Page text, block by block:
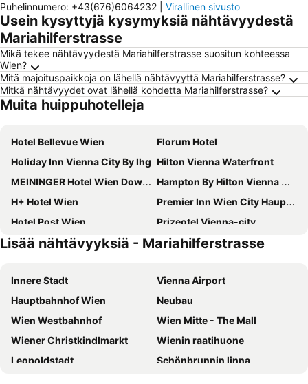
Puhelinnumero: +43(676)6064232 Virallinen sivusto
Usein kysyttyjä kysymyksiä nähtävyydestä
Mariahilferstrasse
Mikä tekee nähtävyydestä Mariahilferstrasse suositun kohteessa
Wien?
Mitä majoituspaikkoja on lähellä nähtävyyttä Mariahilferstrasse?
Mitkä nähtävyydet ovat lähellä kohdetta Mariahilferstrasse?
Muita huippuhotelleja
Hotel Bellevue Wien
Florum Hotel
Holiday Inn Vienna City By Ihg Hilton Vienna Waterfront
MEININGER Hotel Wien Downtown Franz
Hampton By Hilton Vienna City West
H+ Hotel Wien
Premier Inn Wien City Hauptbahnhof
Hotel Post Wien
Prizeotel Vienna-city
Appartement-Hotel an der Riemergasse
Hotel Enziana Wien
Melia Vienna
Leonardo Hotel Vienna Hauptbahnhof
Austria Trend Parkhotel Schoenbrunn
Der Wilhelmshof
Hotel Kaiserin Elisabeth
Jaz In The City Vienna
Ruby Lissi Hotel Vienna by IHG
Hilton Vienna Park
MOOONS
ibis Wien Mariahilf
Lisää nähtävyyksiä - Mariahilferstrasse
Innere Stadt
Vienna Airport
Hauptbahnhof Wien
Neubau
Wien Westbahnhof
Wien Mitte - The Mall
Wiener Christkindlmarkt
Wienin raatihuone
Leopoldstadt
Schönbrunnin linna